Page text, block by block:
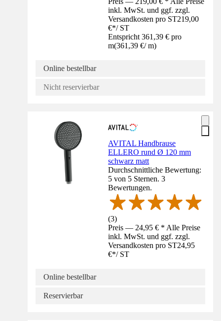
inkl. MwSt. und ggf. zzgl.
Versandkosten pro ST219,00
€*/ ST
Entspricht 361,39 € pro
m(361,39 €/ m)
Online bestellbar
Nicht reservierbar
AVITAL Handbrause
ELLERO rund Ø 120 mm
schwarz matt
Durchschnittliche Bewertung:
5 von 5 Sternen. 3
Bewertungen.
(3)
Preis — 24,95 € * Alle Preise
inkl. MwSt. und ggf. zzgl.
Versandkosten pro ST24,95
€*/ ST
Online bestellbar
Reservierbar